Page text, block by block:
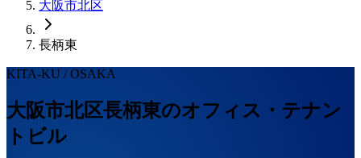
大阪市北区
長柄東
KITA-KU / OSAKA
大阪市北区長柄東のオフィス・テナン
トビル